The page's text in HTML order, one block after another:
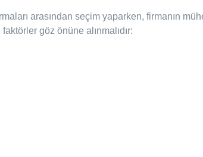
arasından seçim yaparken, firmanın
göz önüne alınmalıdır: